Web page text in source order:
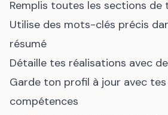
Remplis toutes les sections de
Utilise des mots-clés précis
résumé
Détaille tes réalisations avec
Garde ton profil à jour avec
compétences